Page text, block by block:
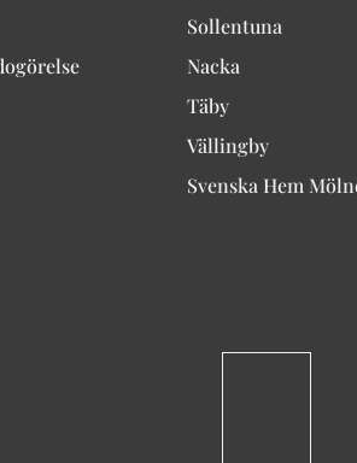
Sollentuna
Nacka
Täby
Vällingby
Svenska Hem